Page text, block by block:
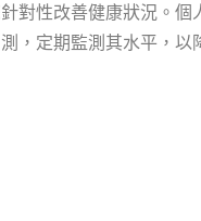
對性改善健康狀況。個
，定期監測其水平，以